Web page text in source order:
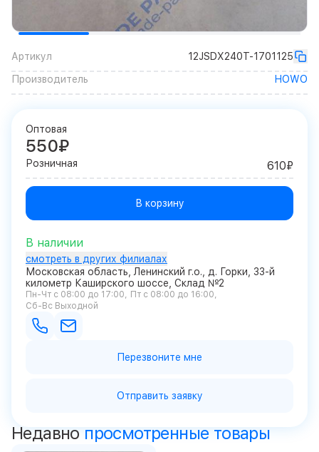
Артикул
12JSDX240T-1701125
Производитель
HOWO
Оптовая
550₽
Розничная 610₽
В корзину
В наличии
смотреть в других филиалах
Московская область, Ленинский г.о., д. Горки, 33-й
километр Каширского шоссе, Склад №2
Пн-Чт с 08:00 до 17:00
Пт с 08:00 до 16:00
Сб-Вс Выходной
Перезвоните мне
Отправить заявку
Недавно просмотренные товары